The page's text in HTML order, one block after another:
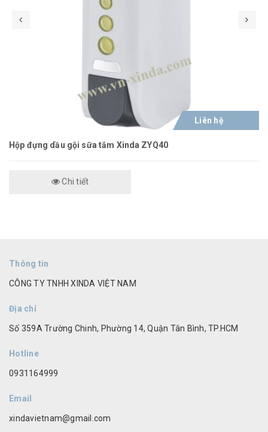
Liên hệ
Hộp đựng dầu gội sữa tắm Xinda ZYQ40
Chi tiết
Thông tin
CÔNG TY TNHH XINDA VIỆT NAM
Địa chỉ
Số 359A Trường Chinh, Phường 14, Quận Tân Bình, TP.HCM
Hotline
0931164999
Email
xindavietnam@gmail.com